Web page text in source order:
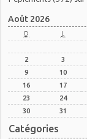
Août 2026
D L
2
3
9
10
16
17
23
24
30
31
Catégories